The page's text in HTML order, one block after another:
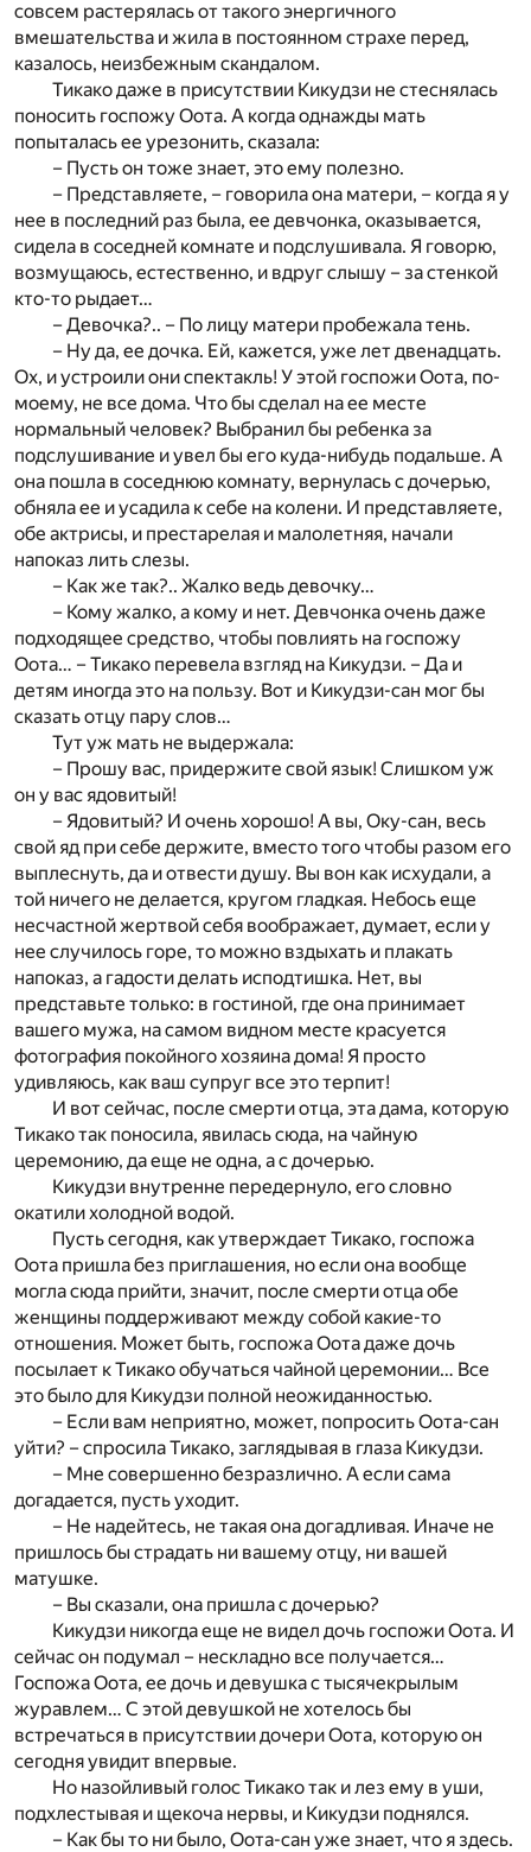
совсем растерялась от такого энергичного
вмешательства и жила в постоянном страхе перед,
казалось, неизбежным скандалом.
Тикако даже в присутствии Кикудзи не стеснялась
поносить госпожу Оота. А когда однажды мать
попыталась ее урезонить, сказала:
– Пусть он тоже знает, это ему полезно.
– Представляете, – говорила она матери, – когда я у
нее в последний раз была, ее девчонка, оказывается,
сидела в соседней комнате и подслушивала. Я говорю,
возмущаюсь, естественно, и вдруг слышу – за стенкой
кто-то рыдает…
– Девочка?.. – По лицу матери пробежала тень.
– Ну да, ее дочка. Ей, кажется, уже лет двенадцать.
Ох, и устроили они спектакль! У этой госпожи Оота, по-
моему, не все дома. Что бы сделал на ее месте
нормальный человек? Выбранил бы ребенка за
подслушивание и увел бы его куда-нибудь подальше. А
она пошла в соседнюю комнату, вернулась с дочерью,
обняла ее и усадила к себе на колени. И представляете,
обе актрисы, и престарелая и малолетняя, начали
напоказ лить слезы.
– Как же так?.. Жалко ведь девочку…
– Кому жалко, а кому и нет. Девчонка очень даже
подходящее средство, чтобы повлиять на госпожу
Оота… – Тикако перевела взгляд на Кикудзи. – Да и
детям иногда это на пользу. Вот и Кикудзи-сан мог бы
сказать отцу пару слов…
Тут уж мать не выдержала:
– Прошу вас, придержите свой язык! Слишком уж
он у вас ядовитый!
– Ядовитый? И очень хорошо! А вы, Оку-сан, весь
свой яд при себе держите, вместо того чтобы разом его
выплеснуть, да и отвести душу. Вы вон как исхудали, а
той ничего не делается, кругом гладкая. Небось еще
несчастной жертвой себя воображает, думает, если у
нее случилось горе, то можно вздыхать и плакать
напоказ, а гадости делать исподтишка. Нет, вы
представьте только: в гостиной, где она принимает
вашего мужа, на самом видном месте красуется
фотография покойного хозяина дома! Я просто
удивляюсь, как ваш супруг все это терпит!
И вот сейчас, после смерти отца, эта дама, которую
Тикако так поносила, явилась сюда, на чайную
церемонию, да еще не одна, а с дочерью.
Кикудзи внутренне передернуло, его словно
окатили холодной водой.
Пусть сегодня, как утверждает Тикако, госпожа
Оота пришла без приглашения, но если она вообще
могла сюда прийти, значит, после смерти отца обе
женщины поддерживают между собой какие-то
отношения. Может быть, госпожа Оота даже дочь
посылает к Тикако обучаться чайной церемонии… Все
это было для Кикудзи полной неожиданностью.
– Если вам неприятно, может, попросить Оота-сан
уйти? – спросила Тикако, заглядывая в глаза Кикудзи.
– Мне совершенно безразлично. А если сама
догадается, пусть уходит.
– Не надейтесь, не такая она догадливая. Иначе не
пришлось бы страдать ни вашему отцу, ни вашей
матушке.
– Вы сказали, она пришла с дочерью?
Кикудзи никогда еще не видел дочь госпожи Оота. И
сейчас он подумал – нескладно все получается…
Госпожа Оота, ее дочь и девушка с тысячекрылым
журавлем… С этой девушкой не хотелось бы
встречаться в присутствии дочери Оота, которую он
сегодня увидит впервые.
Но назойливый голос Тикако так и лез ему в уши,
подхлестывая и щекоча нервы, и Кикудзи поднялся.
– Как бы то ни было, Оота-сан уже знает, что я здесь.